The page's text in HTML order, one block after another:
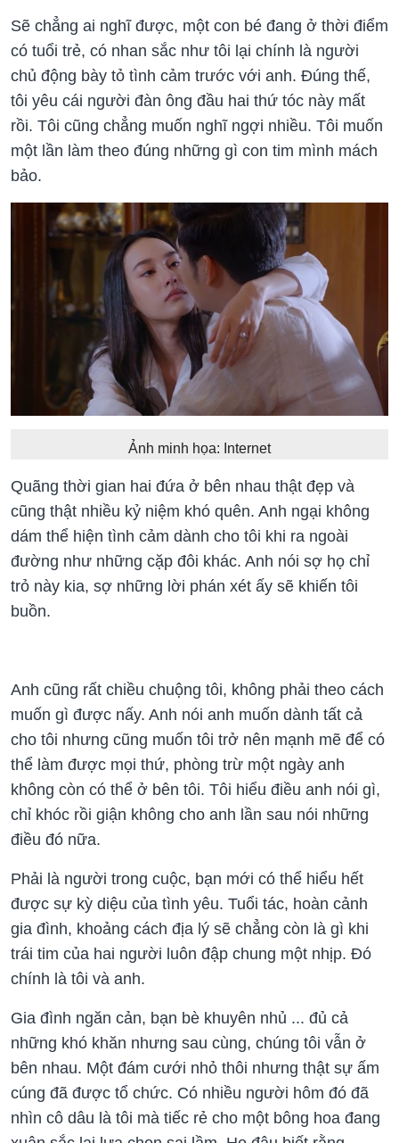
Sẽ chẳng ai nghĩ được, một con bé đang ở thời điểm
có tuổi trẻ, có nhan sắc như tôi lại chính là người
chủ động bày tỏ tình cảm trước với anh. Đúng thế,
tôi yêu cái người đàn ông đầu hai thứ tóc này mất
rồi. Tôi cũng chẳng muốn nghĩ ngợi nhiều. Tôi muốn
một lần làm theo đúng những gì con tim mình mách
bảo.
Ảnh minh họa: Internet
Quãng thời gian hai đứa ở bên nhau thật đẹp và
cũng thật nhiều kỷ niệm khó quên. Anh ngại không
dám thể hiện tình cảm dành cho tôi khi ra ngoài
đường như những cặp đôi khác. Anh nói sợ họ chỉ
trỏ này kia, sợ những lời phán xét ấy sẽ khiến tôi
buồn.
Anh cũng rất chiều chuộng tôi, không phải theo cách
muốn gì được nấy. Anh nói anh muốn dành tất cả
cho tôi nhưng cũng muốn tôi trở nên mạnh mẽ để có
thể làm được mọi thứ, phòng trừ một ngày anh
không còn có thể ở bên tôi. Tôi hiểu điều anh nói gì,
chỉ khóc rồi giận không cho anh lần sau nói những
điều đó nữa.
Phải là người trong cuộc, bạn mới có thể hiểu hết
được sự kỳ diệu của tình yêu. Tuổi tác, hoàn cảnh
gia đình, khoảng cách địa lý sẽ chẳng còn là gì khi
trái tim của hai người luôn đập chung một nhịp. Đó
chính là tôi và anh.
Gia đình ngăn cản, bạn bè khuyên nhủ ... đủ cả
những khó khăn nhưng sau cùng, chúng tôi vẫn ở
bên nhau. Một đám cưới nhỏ thôi nhưng thật sự ấm
cúng đã được tổ chức. Có nhiều người hôm đó đã
nhìn cô dâu là tôi mà tiếc rẻ cho một bông hoa đang